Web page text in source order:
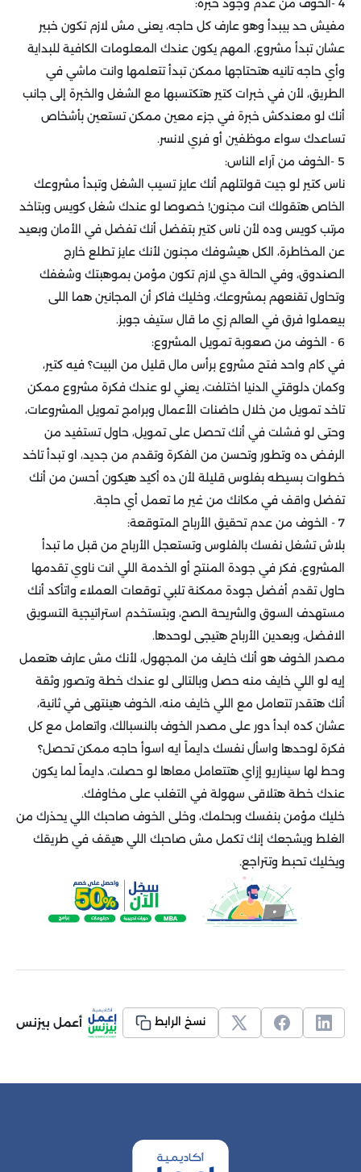
مفيش حد بيبدأ وهو عارف كل حاجه، يعنى مش لازم تكون خبير
عشان تبدأ مشروع، المهم يكون عندك المعلومات الكافية للبداية
وأي حاجه تانيه هتحتاجها ممكن تبدأ تتعلمها وانت ماشي في
الطريق، لأن في خبرات كتير هتكتسبها مع الشغل والخبرة إلى جانب
أنك لو معندكش خبرة في جزء معين ممكن تستعين بأشخاص
تساعدك سواء موظفين أو فري لانسر.
5 -الخوف من آراء الناس:
ناس كتير لو جيت قولتلهم أنك عايز تسيب الشغل وتبدأ مشروعك
الخاص هتقولك انت مجنون! خصوصا لو عندك شغل كويس وبتاخد
مرتب كويس وده لأن ناس كتير بتفضل أنك تفضل في الأمان وبعيد
عن المخاطرة، الكل هيشوفك مجنون لأنك عايز تطلع خارج
الصندوق، وفي الحالة دي لازم تكون مؤمن بموهبتك وشغفك
وتحاول تقنعهم بمشروعك، وخليك فاكر أن المجانين هما اللى
بيعملوا فرق في العالم زي ما قال ستيف جوبز.
6 - الخوف من صعوبة تمويل المشروع:
في كام واحد فتح مشروع برأس مال قليل من البيت؟ فيه كتير،
وكمان دلوقتي الدنيا اختلفت، يعني لو عندك فكرة مشروع ممكن
تاخد تمويل من خلال حاضنات الأعمال وبرامج تمويل المشروعات،
وحتى لو فشلت في أنك تحصل على تمويل، حاول تستفيد من
الرفض ده وتطور وتحسن من الفكرة وتقدم من جديد، او تبدأ تاخد
خطوات بسيطه بفلوس قليلة لأن ده أكيد هيكون أحسن من أنك
تفضل واقف في مكانك من غير ما تعمل أي حاجة.
7 - الخوف من عدم تحقيق الأرباح المتوقعة:
بلاش تشغل نفسك بالفلوس وتستعجل الأرباح من قبل ما تبدأ
المشروع، فكر في جودة المنتج أو الخدمة اللي انت ناوي تقدمها
حاول تقدم أفضل جودة ممكنة تلبي توقعات العملاء واتأكد أنك
مستهدف السوق والشريحة الصح، وبتستخدم استراتيجية التسويق
الافضل، وبعدين الأرباح هتيجى لوحدها.
مصدر الخوف هو أنك خايف من المجهول، لأنك مش عارف هتعمل
إيه لو اللي خايف منه حصل وبالتالى لو عندك خطة وتصور وثقة
أنك هتقدر تتعامل مع اللي خايف منه، الخوف هينتهى في ثانية،
عشان كده ابدأ دور على مصدر الخوف بالنسبالك، واتعامل مع كل
فكرة لوحدها واسأل نفسك دايماً ايه اسوأ حاجه ممكن تحصل؟
وحط لها سيناريو إزاي هتتعامل معاها لو حصلت، دايماً لما يكون
عندك خطة هتلاقى سهولة في التغلب على مخاوفك.
خليك مؤمن بنفسك وبحلمك، وخلى الخوف صاحبك اللي يحذرك من
الغلط ويشجعك إنك تكمل مش صاحبك اللي هيقف في طريقك
ويخليك تحبط وتتراجع.
نسخ الرابط أعمل بيزنس